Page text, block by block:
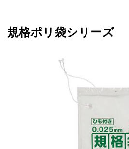
規格ポリ袋シリーズ